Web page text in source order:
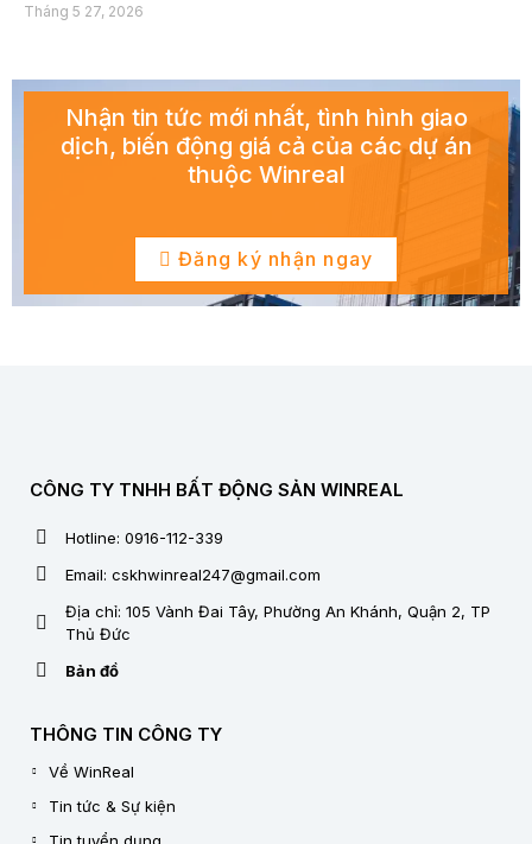
Tháng 5 27, 2026
Nhận tin tức mới nhất, tình hình giao
dịch, biến động giá cả của các dự án
thuộc Winreal
Đăng ký nhận ngay
CÔNG TY TNHH BẤT ĐỘNG SẢN WINREAL
Hotline: 0916-112-339
Email: cskhwinreal247@gmail.com
Địa chỉ: 105 Vành Đai Tây, Phường An Khánh, Quận 2, TP
Thủ Đức
Bản đồ
THÔNG TIN CÔNG TY
Về WinReal
Tin tức & Sự kiện